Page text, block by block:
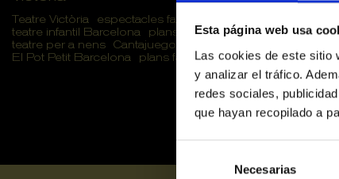
Esta página web usa
Las cookies de este sitio
y analizar el tráfico.
redes sociales,
que hayan recopilado a
de
Necesarias
Teatre Victòria
espectacles familiars
teatre infantil Barcelona
plans amb nens
teatre per a nens
Cantajuego Barcelona
El Pot Petit Barcelona
plans familiars plans en familia